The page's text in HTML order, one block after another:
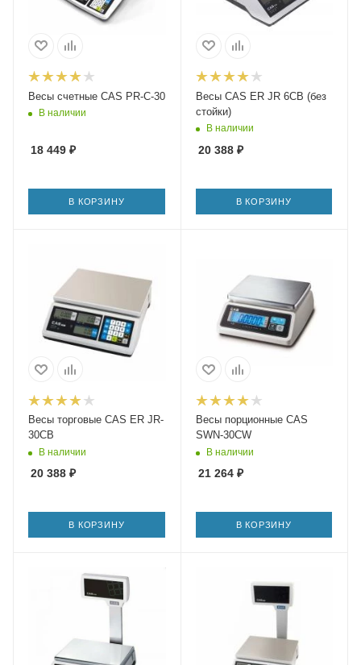
Весы счетные CAS PR-C-30
В наличии
18 449 ₽
В КОРЗИНУ
Весы CAS ER JR 6CB (без
стойки)
В наличии
20 388₽
В КОРЗИНУ
Весы торговые CAS ER JR-
30СВ
В наличии
20 388 ₽
В КОРЗИНУ
Весы порционные CAS
SWN-30CW
В наличии
21 264₽
В КОРЗИНУ